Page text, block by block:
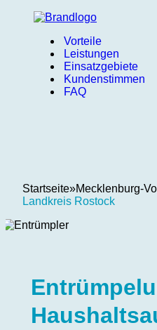
Vorteile
Leistungen
Einsatzgebiete
Kundenstimmen
FAQ
Startseite»Mecklenburg-
Landkreis Rostock